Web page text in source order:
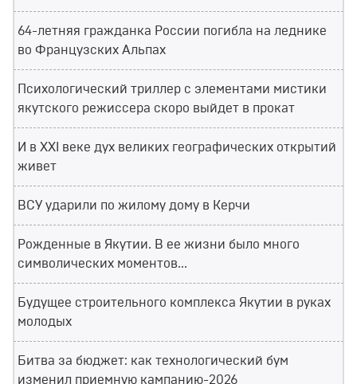
64-летняя гражданка России погибла на леднике
во Французских Альпах
Психологический триллер с элементами мистики
якутского режиссера скоро выйдет в прокат
И в XXI веке дух великих географических открытий
живет
ВСУ ударили по жилому дому в Керчи
Рожденные в Якутии. В ее жизни было много
символических моментов...
Будущее строительного комплекса Якутии в руках
молодых
Битва за бюджет: как технологический бум
изменил приемную кампанию-2026